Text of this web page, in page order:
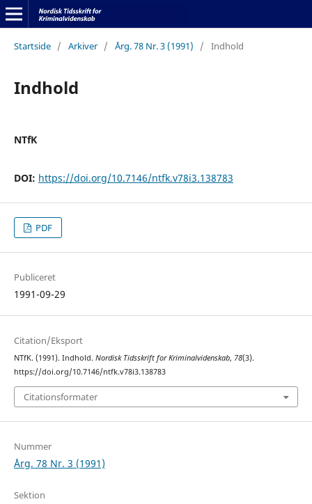
Startside / Arkiver / Årg. 78 Nr. 3 (1991) / Indhold
Indhold
NTfK
DOI: https://doi.org/10.7146/ntfk.v78i3.138783
PDF
Publiceret
1991-09-29
Citation/Eksport
NTfK. (1991). Indhold. Nordisk Tidsskrift for Kriminalvidenskab, 78(3).
https://doi.org/10.7146/ntfk.v78i3.138783
Citationsformater
Nummer
Årg. 78 Nr. 3 (1991)
Sektion